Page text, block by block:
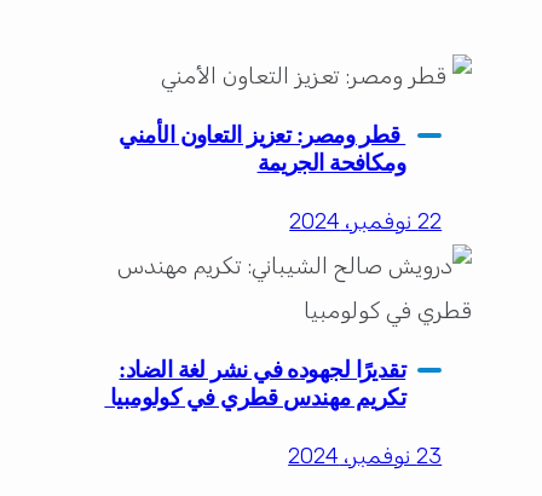
قطر ومصر: تعزيز التعاون الأمني
ومكافحة الجريمة
22 نوفمبر، 2024
تقديرًا لجهوده في نشر لغة الضاد:
تكريم مهندس قطري في كولومبيا
23 نوفمبر، 2024